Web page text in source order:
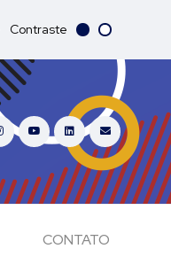
Contraste
CONTATO